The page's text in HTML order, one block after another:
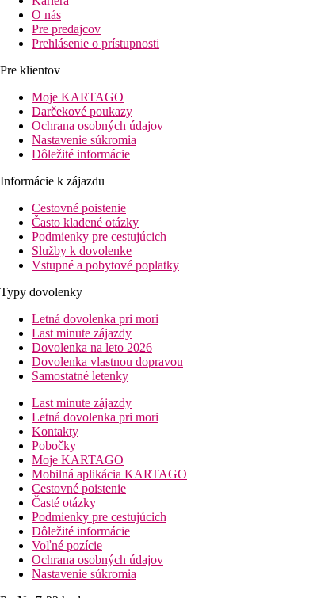
O nás
Pre predajcov
Prehlásenie o prístupnosti
Pre klientov
Moje KARTAGO
Darčekové poukazy
Ochrana osobných údajov
Nastavenie súkromia
Dôležité informácie
Informácie k zájazdu
Cestovné poistenie
Často kladené otázky
Podmienky pre cestujúcich
Služby k dovolenke
Vstupné a pobytové poplatky
Typy dovolenky
Letná dovolenka pri mori
Last minute zájazdy
Dovolenka na leto 2026
Dovolenka vlastnou dopravou
Samostatné letenky
Last minute zájazdy
Letná dovolenka pri mori
Kontakty
Pobočky
Moje KARTAGO
Mobilná aplikácia KARTAGO
Cestovné poistenie
Časté otázky
Podmienky pre cestujúcich
Dôležité informácie
Voľné pozície
Ochrana osobných údajov
Nastavenie súkromia